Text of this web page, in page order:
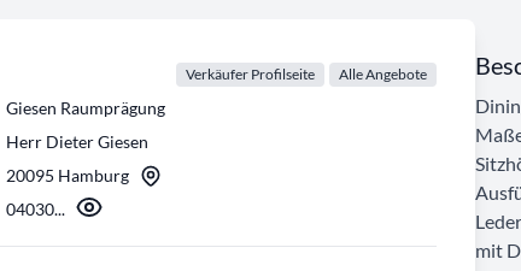
Verkäufer Profilseite Alle Angebote
Giesen Raumprägung
Herr Dieter Giesen
20095 Hamburg
04030...
mit